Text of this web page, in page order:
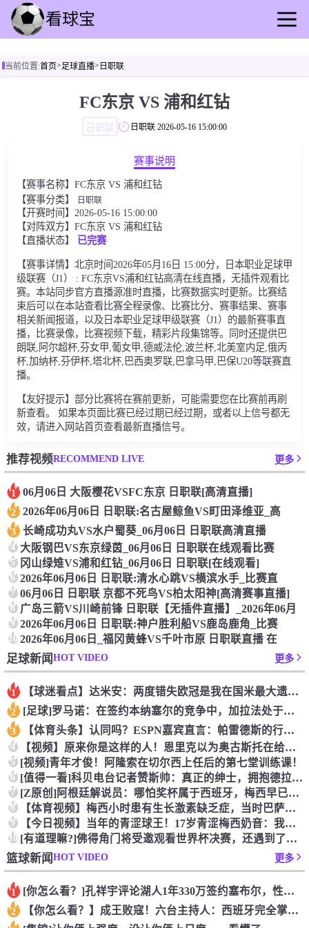
足球直播
其他转播
当前位置:首页>足球直播> 日职联
FC东京 VS 浦和红钻
日职联 日职联 2026-05-16 15:00:00
赛事说明
【赛事名称】FC东京 VS 浦和红钻
【赛事分类】
日职联
【开赛时间】2026-05-16 15:00:00
【对阵双方】FC东京 VS 浦和红钻
【直播状态】
已完赛
【赛事详情】北京时间2026年05月16日 15:00分，日本职业足球甲
级联赛（J1） : FC东京VS浦和红钻高清在线直播，无插件观看比
赛。本站同步官方直播源准时直播，比赛数据实时更新。比赛结
束后可以在本站查看比赛全程录像、比赛比分、赛事结果、赛事
相关新闻报道，以及日本职业足球甲级联赛（J1）的最新赛事直
播，比赛录像，比赛视频下载，精彩片段集锦等。同时还提供巴
朗联,阿尔超杯,芬女甲,葡女甲,德威法伦,波兰杯,北美室内足,俄丙
杯,加纳杯,芬伊杯,塔北杯,巴西奥罗联,巴拿马甲,巴保U20等联赛直
播。
【友好提示】部分比赛将在赛前更新，可能需要您在比赛前再刷
新查看。 如果本页面比赛已经过期已经过期，或者以上信号都无
效，请进入网站首页查看最新直播信号。
推荐视频RECOMMEND LIVE 更多
1 06月06日 大阪樱花VSFC东京 日职联[高清直播]
2 2026年06月06日 日职联:名古屋鲸鱼VS町田泽维亚_高
3 长崎成功丸VS水户蜀葵_06月06日 日职联高清直播
4 大阪钢巴VS东京绿茵_06月06日 日职联在线观看比赛
5 冈山绿雉VS浦和红钻_06月06日 日职联[在线观看]
6 2026年06月06日 日职联:清水心跳VS横滨水手_比赛直
7 06月06日 日职联 京都不死鸟VS柏太阳神[高清赛事直播]
8 广岛三箭VS川崎前锋 日职联【无插件直播】_2026年06月
9 2026年06月06日 日职联:神户胜利船VS鹿岛鹿角_比赛
102026年06月06日_福冈黄蜂VS千叶市原 日职联直播 在
足球新闻HOT VIDEO 更多
1 【球迷看点】达米安：两度错失欧冠是我在国米最大遗憾，不退役我
2 [足球]罗马诺：在签约本纳塞尔的竞争中，加拉法处于领先地位
3 【体育头条】认同吗？ESPN嘉宾直言：帕雷德斯的行为无法容忍
4 【视频】原来你是这样的人！恩里克以为奥古斯托在给自己拍照，但
5 [视频]青年才俊！阿隆索在切尔西上任后的第七堂训练课！
6 [值得一看]科贝电台记者赞斯帅：真正的绅士，拥抱德拉富恩特+
7 [Z原创]阿根廷解说员：哪怕奖杯属于西班牙，梅西早已唤醒阿根
8 【体育视频】梅西小时患有生长激素缺乏症，当时巴萨总监看了比赛
9 【今日视频】当年的青涩球王！17岁青涩梅西奶音：我们用节奏把
10 [有道理嘛?]佛得角门将受邀观看世界杯决赛，还遇到了传奇门将
篮球新闻HOT VIDEO 更多
1 [你怎么看？]孔祥宇评论湖人1年330万签约塞布尔，性价比极
2 【你怎么看？】成王败寇！六台主持人：西班牙完全掌控比赛，阿根